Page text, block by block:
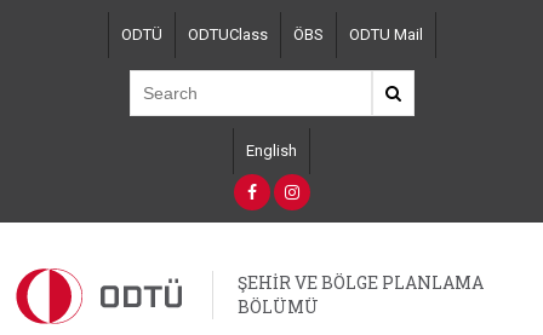
ODTÜ ODTUClass ÖBS ODTU Mail
English
ŞEHİR VE BÖLGE PLANLAMA
BÖLÜMÜ